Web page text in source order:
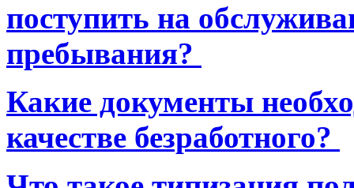
поступить на
пребывания?
Какие документы
качестве безработного?